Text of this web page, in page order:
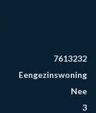
7613232
Eengezinswoning
Nee
3